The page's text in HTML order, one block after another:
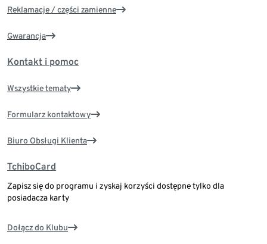
Reklamacje / części zamienne
Gwarancja
Kontakt i pomoc
Wszystkie tematy
Formularz kontaktowy
Biuro Obsługi Klienta
TchiboCard
Zapisz się do programu i zyskaj korzyści dostępne tylko dla
posiadacza karty
Dołącz do Klubu